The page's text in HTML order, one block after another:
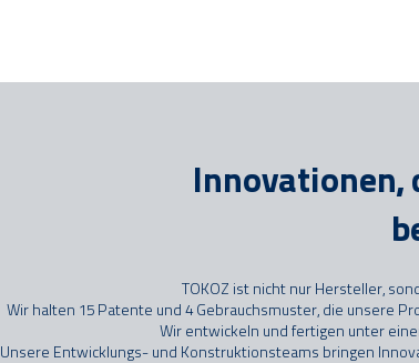
Innovationen,
TOKOZ ist nicht nur Hersteller,
Wir halten 15 Patente und 4 Gebrauchsmuster, die unsere
Wir entwickeln und fertigen unter
Unsere Entwicklungs- und Konstruktionsteams bringen